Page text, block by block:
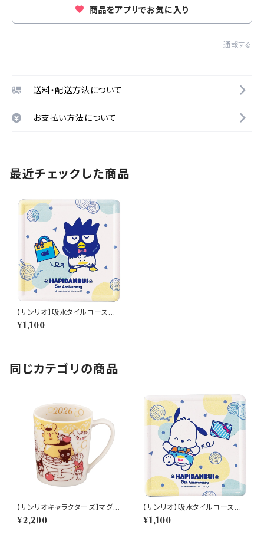
商品をアプリでお気に入り
通報する
送料・配送方法について
お支払い方法について
最近チェックした商品
【サンリオ】吸水タイルコースタ
ー(バッドばつ丸)【SAN170】SA
N174-346
¥1,100
同じカテゴリの商品
【サンリオキャラクターズ】マグ(2
026)【SAN2026】SAN2026-
11
¥2,200
【サンリオ】吸水タイルコースタ
ー(ポチャッコ)【SAN170】SAN
171-346
¥1,100